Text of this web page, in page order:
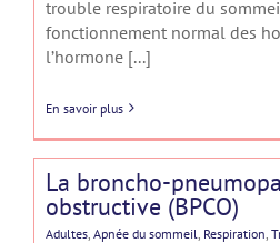
trouble respiratoire du
fonctionnement normal des
l’hormone [...]
En savoir plus
La broncho-
obstructive (BPCO)
Adultes Apnée du sommeil Respiration